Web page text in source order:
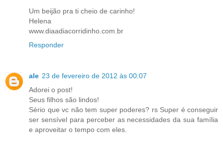
Um beijão pra ti cheio de carinho!
Helena
www.diaadiacorridinho.com.br
Responder
ale 23 de fevereiro de 2012 às 00:07
Adorei o post!
Seus filhos são lindos!
Sério que vc não tem super poderes? rs Super é conseguir
ser sensível para perceber as necessidades da sua família
e aproveitar o tempo com eles.